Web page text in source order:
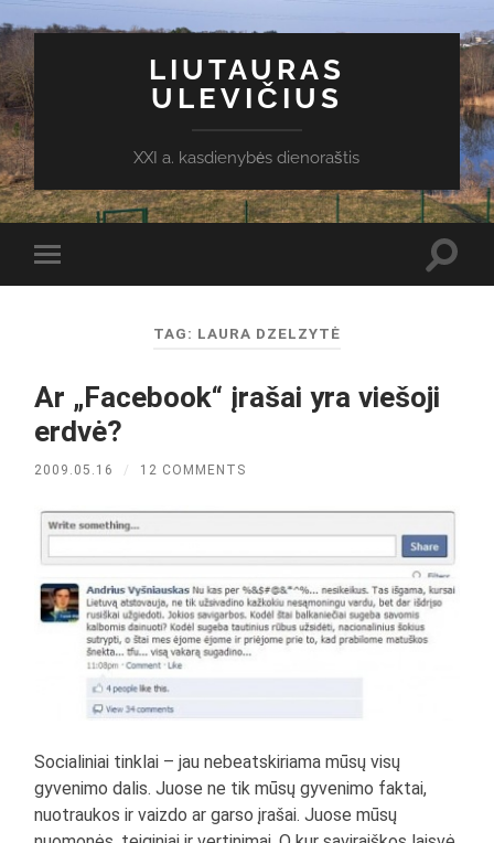
LIUTAURAS
ULEVIČIUS
XXI a. kasdienybės dienoraštis
Toggle
mobile
TAG: LAURA DZELZYTĖ
Ar „Facebook“ įrašai yra viešoji
erdvė?
2009.05.16 / 12 COMMENTS
Socialiniai tinklai – jau nebeatskiriama mūsų visų
gyvenimo dalis. Juose ne tik mūsų gyvenimo faktai,
nuotraukos ir vaizdo ar garso įrašai. Juose mūsų